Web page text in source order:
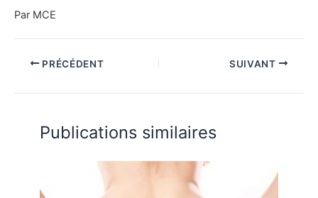
Par MCE
PRÉCÉDENT SUIVANT
Publications similaires